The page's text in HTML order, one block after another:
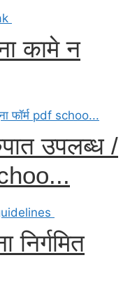
कामे न
उपलब्ध /
निर्गमित